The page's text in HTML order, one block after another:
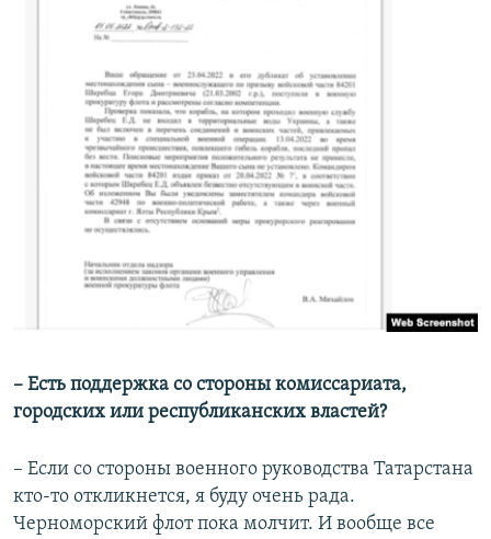
– Есть поддержка со стороны комиссариата,
городских или республиканских властей?
– Если со стороны военного руководства Татарстана
кто-то откликнется, я буду очень рада.
Черноморский флот пока молчит. И вообще все